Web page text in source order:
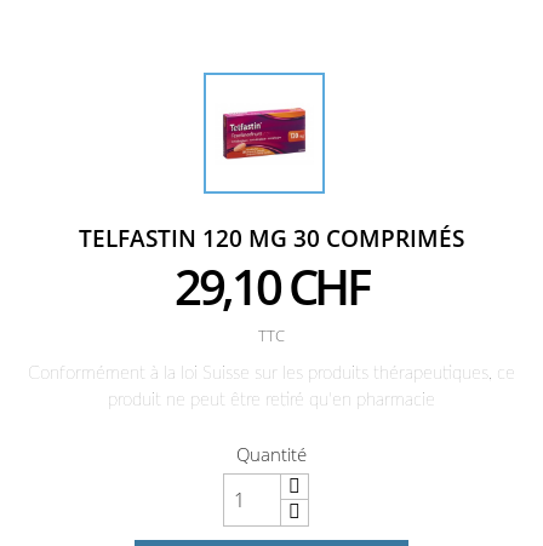
TELFASTIN 120 MG 30 COMPRIMÉS
29,10 CHF
TTC
Conformément à la loi Suisse sur les produits thérapeutiques, ce
produit ne peut être retiré qu'en pharmacie
Quantité